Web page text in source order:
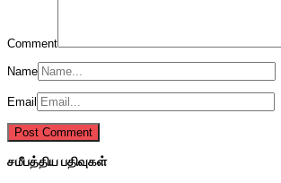
Comment
Name
Email
சமீபத்திய பதிவுகள்